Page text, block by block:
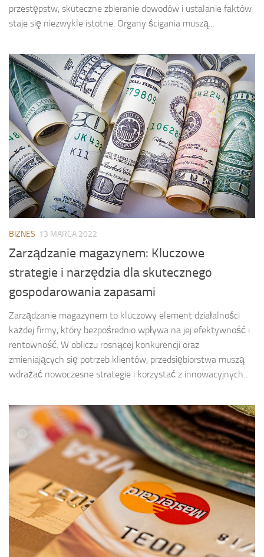
przestępstw, skuteczne zbieranie dowodów i ustalanie faktów
staje się niezwykle istotne. Organy ścigania muszą...
BIZNES 13 MARCA 2022
Zarządzanie magazynem: Kluczowe
strategie i narzędzia dla skutecznego
gospodarowania zapasami
Zarządzanie magazynem to kluczowy element działalności
każdej firmy, który bezpośrednio wpływa na jej efektywność i
rentowność. W obliczu rosnącej konkurencji oraz
zmieniających się potrzeb klientów, przedsiębiorstwa muszą
wdrażać nowoczesne strategie i korzystać z innowacyjnych...